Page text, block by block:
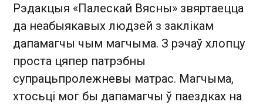
Рэдакцыя «Палескай Вясны» звяртаецца
да неабыякавых людзей з заклікам
дапамагчы чым магчыма. З рэчаў хлопцу
проста цяпер патрэбны
супрацьпролежневы матрас. Магчыма,
хтосьці мог бы дапамагчы ў паездках на